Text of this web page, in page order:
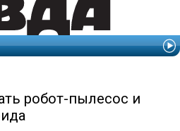
робот-пылесос и